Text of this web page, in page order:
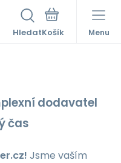
Hledat Menu
dodavatel
čas
Jsme vaším